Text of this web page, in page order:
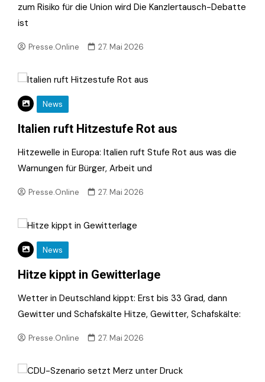
zum Risiko für die Union wird Die Kanzlertausch-Debatte
ist
Presse.Online 27. Mai 2026
News
Italien ruft Hitzestufe Rot aus
Hitzewelle in Europa: Italien ruft Stufe Rot aus was die
Warnungen für Bürger, Arbeit und
Presse.Online 27. Mai 2026
News
Hitze kippt in Gewitterlage
Wetter in Deutschland kippt: Erst bis 33 Grad, dann
Gewitter und Schafskälte Hitze, Gewitter, Schafskälte:
Presse.Online 27. Mai 2026